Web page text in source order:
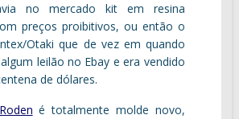
no mercado kit em resina
preços proibitivos, ou então o
Otaki que de vez em quando
leilão no Ebay e era vendido
de dólares.
Roden é totalmente molde novo,